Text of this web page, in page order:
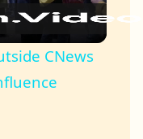
CNews